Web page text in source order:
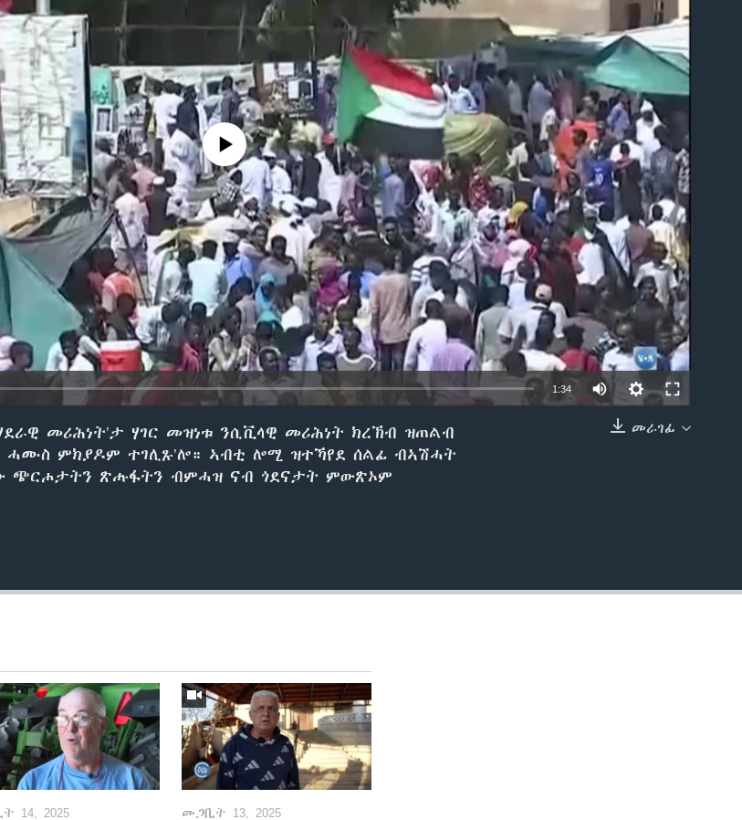
No media source currently available
1:34
መራገፊ
መሪሕነት’ታ ሃገር መዝነቱ ንሲቪላዊ መሪሕነት ክረኽብ ዝጠልብ
ምክያዶም ተገሊጹ’ሎ። ኣብቲ ሎሚ ዝተኻየደ ሰልፊ ብኣሽሓት
ጭርሖታትን ጽሑፋትን ብምሓዝ ናብ ጎደናታት ምውጽኦም
14, 2025 መጋቢት 13, 2025